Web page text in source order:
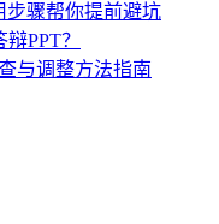
步骤帮你提前避坑
PPT？
与调整方法指南